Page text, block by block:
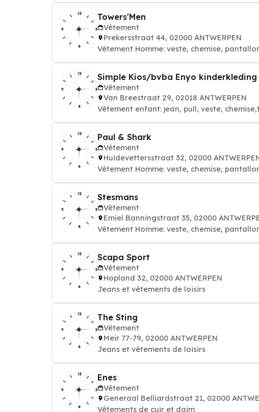
Towers'Men
Vêtement
Prekersstraat 44, 02000 ANTWERPEN
Vêtement Homme: veste, chemise,
Simple Kios/bvba Enyo kinderkleding
Vêtement
Van Breestraat 29, 02018 ANTWERPEN
Vêtement enfant: jean, pull, veste,
Paul & Shark
Vêtement
Huidevettersstraat 32, 02000
Vêtement Homme: veste, chemise,
Stesmans
Vêtement
Emiel Banningstraat 35, 02000
Vêtement Homme: veste, chemise,
Scapa Sport
Vêtement
Hopland 32, 02000 ANTWERPEN
Jeans et vêtements de loisirs
The Sting
Vêtement
Meir 77-79, 02000 ANTWERPEN
Jeans et vêtements de loisirs
Enes
Vêtement
Generaal Belliardstraat 21, 02000
Vêtements de cuir et daim